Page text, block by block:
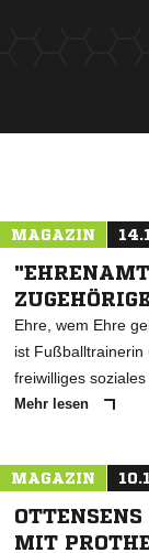
MAGAZIN
Ehre, wem Ehre
ist Fußballtrainerin
freiwilliges
Mehr lesen
MAGAZIN
MIT